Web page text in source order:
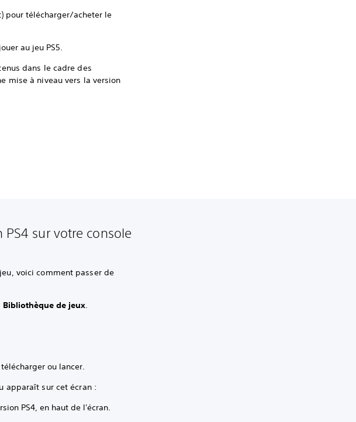
pour télécharger/acheter le
au jeu PS5.
dans le cadre des
mise à niveau vers la version
PS4 sur votre console
voici comment passer de
Bibliothèque de jeux.
ou lancer.
apparaît sur cet écran :
PS4, en haut de l'écran.